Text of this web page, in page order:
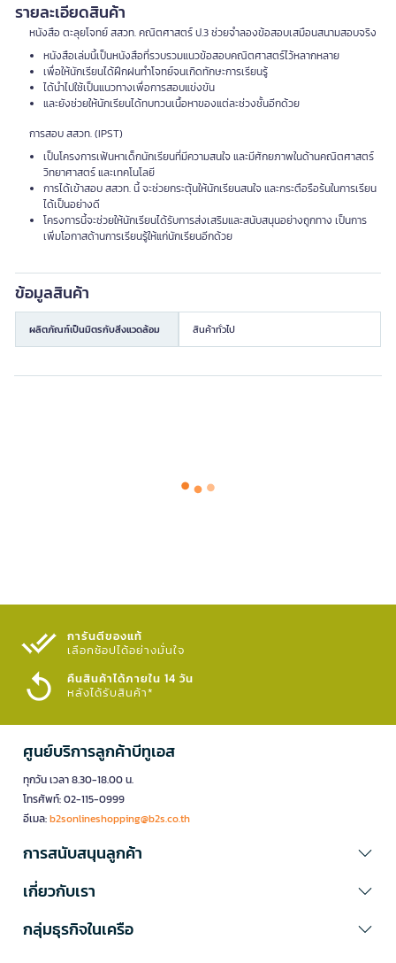
รายละเอียดสินค้า
หนังสือ ตะลุยโจทย์ สสวท. คณิตศาสตร์ ป.3 ช่วยจำลองข้อสอบเสมือนสนามสอบจริง
หนังสือเล่มนี้เป็นหนังสือที่รวบรวมแนวข้อสอบคณิตศาสตร์ไว้หลากหลาย
เพื่อให้นักเรียนได้ฝึกฝนทำโจทย์จนเกิดทักษะการเรียนรู้
ได้นำไปใช้เป็นแนวทางเพื่อการสอบแข่งขัน
และยังช่วยให้นักเรียนได้ทบทวนเนื้อหาของแต่ละช่วงชั้นอีกด้วย
การสอบ สสวท. (IPST)
เป็นโครงการเฟ้นหาเด็กนักเรียนที่มีความสนใจ และมีศักยภาพในด้านคณิตศาสตร์
วิทยาศาสตร์ และเทคโนโลยี
การได้เข้าสอบ สสวท. นี้ จะช่วยกระตุ้นให้นักเรียนสนใจ และกระตือรือร้นในการเรียน
ได้เป็นอย่างดี
โครงการนี้จะช่วยให้นักเรียนได้รับการส่งเสริมและสนับสนุนอย่างถูกทาง เป็นการ
เพิ่มโอกาสด้านการเรียนรู้ให้แก่นักเรียนอีกด้วย
ข้อมูลสินค้า
ผลิตภัณฑ์เป็นมิตรกับสิ่งแวดล้อม สินค้าทั่วไป
การันตีของแท้
เลือกช้อปได้อย่างมั่นใจ​
คืนสินค้าได้ภายใน 14 วัน
หลังได้รับสินค้า*
ศูนย์บริการลูกค้าบีทูเอส
ทุกวัน เวลา 8.30-18.00 น.
โทรศัพท์: 02-115-0999
อีเมล:b2sonlineshopping@b2s.co.th
การสนับสนุนลูกค้า
เกี่ยวกับเรา
กลุ่มธุรกิจในเครือ